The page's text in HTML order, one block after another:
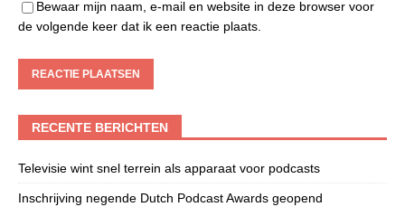
Bewaar mijn naam, e-mail en website in deze browser voor
de volgende keer dat ik een reactie plaats.
RECENTE BERICHTEN
Televisie wint snel terrein als apparaat voor podcasts
Inschrijving negende Dutch Podcast Awards geopend